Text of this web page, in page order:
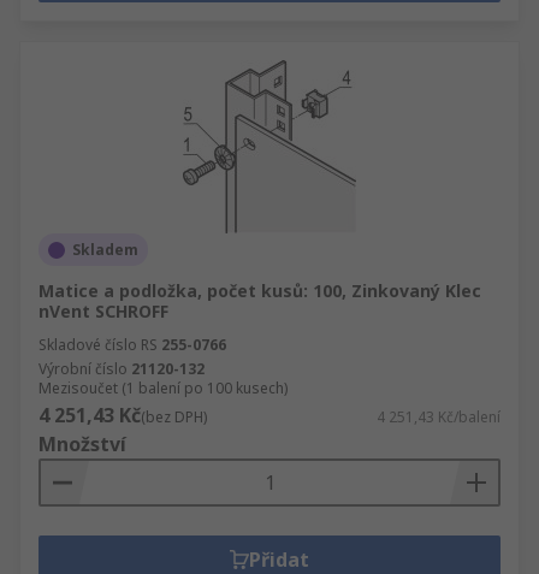
Skladem
Matice a podložka, počet kusů: 100, Zinkovaný Klec
nVent SCHROFF
Skladové číslo RS 255-0766
Výrobní číslo 21120-132
Mezisoučet (1 balení po 100 kusech)
4 251,43 Kč(bez DPH) 4 251,43 Kč/balení
Množství
Přidat